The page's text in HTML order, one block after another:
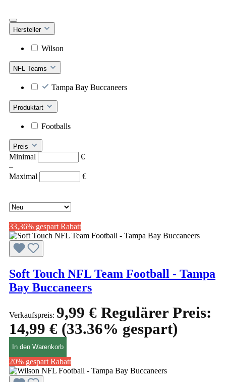
Hersteller
Wilson
NFL Teams
Tampa Bay Buccaneers
Produktart
Footballs
Preis
Minimal
€
–
Maximal
€
33,36% gespart Rabatt
Soft Touch NFL Team Football - Tampa
Bay Buccaneers
Verkaufspreis: 9,99 € Regulärer Preis:
14,99 € (33.36% gespart)
In den Warenkorb
20% gespart Rabatt